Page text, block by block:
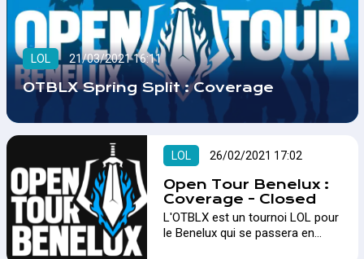
LOL 21/03/2021 16:11
OTBLX Spring Split : Coverage
LOL 26/02/2021 17:02
Open Tour Benelux :
Coverage - Closed
L'OTBLX est un tournoi LOL pour
le Benelux qui se passera en